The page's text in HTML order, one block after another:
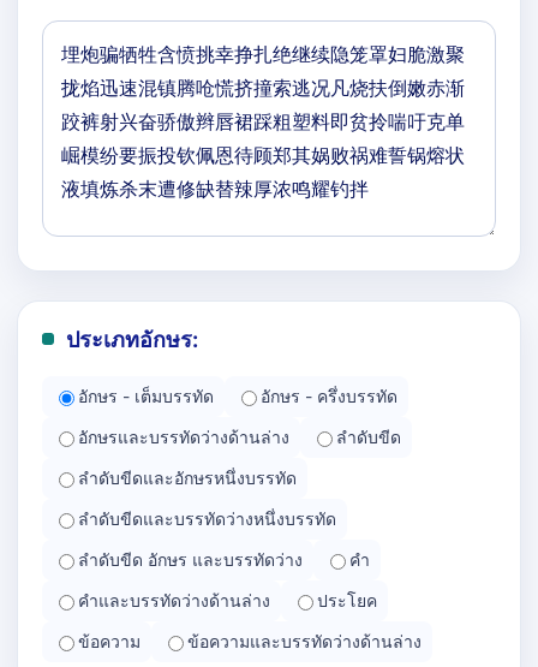
ประเภทอักษร:
อักษร - เต็มบรรทัด
อักษร - ครึ่งบรรทัด
อักษรและบรรทัดว่างด้านล่าง
ลำดับขีด
ลำดับขีดและอักษรหนึ่งบรรทัด
ลำดับขีดและบรรทัดว่างหนึ่งบรรทัด
ลำดับขีด อักษร และบรรทัดว่าง
คำ
คำและบรรทัดว่างด้านล่าง
ประโยค
ข้อความ
ข้อความและบรรทัดว่างด้านล่าง